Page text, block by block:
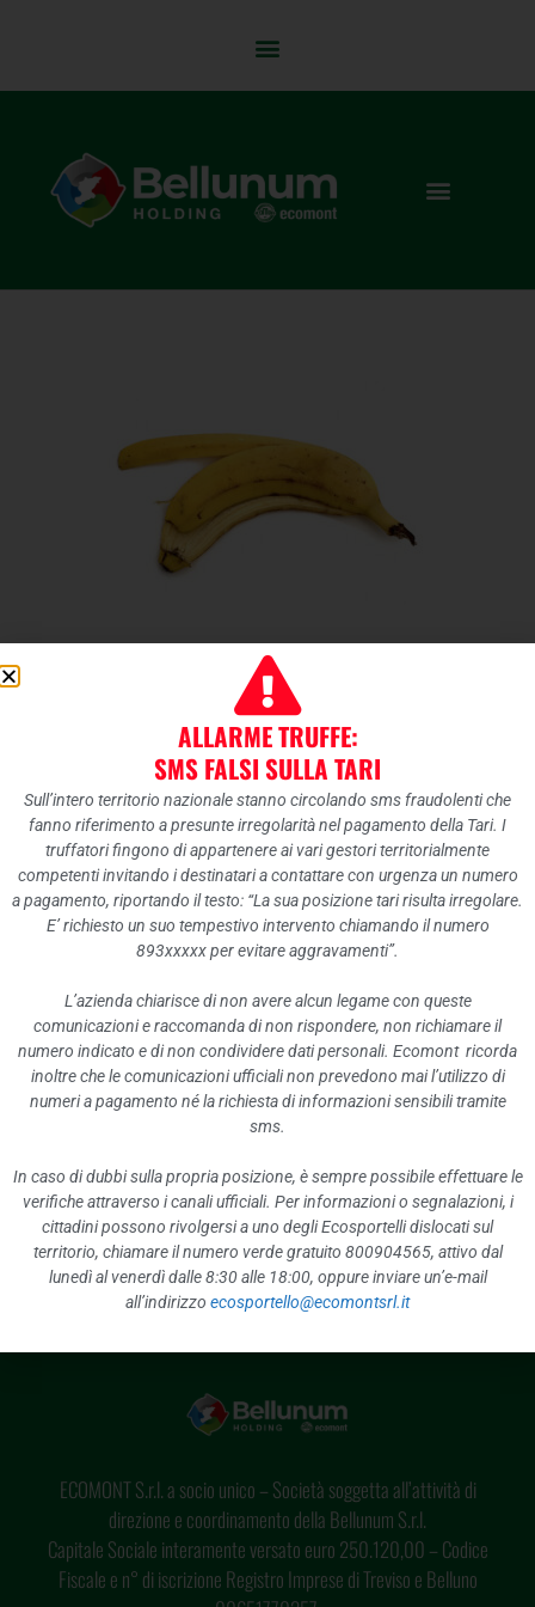
Umido porta a porta:
raddoppia la raccolta nella
stagione estiva
Dal 22 giugno al 29 agosto 2020la raccolta
porta a porta dell’umido per i comuni
interessati verrà effettuata 2 volte alla
Si invita a prendere visione del relativo
calendario dei rifiuti.
PRECEDENTE
MARTEDI’ 2 GIUGNO 2020 ECOCENTRI CHIUSI
SUCCESSIVO
SABATO 15 AGOSTO ECOCENTRI CHIUSI
ECOMONT S.r.l. a socio unico – Società soggetta all’attività di
direzione e coordinamento della Bellunum S.r.l.
Capitale Sociale interamente versato euro 250.120,00 – Codice
Fiscale e n° di iscrizione Registro Imprese di Treviso e Belluno
ALLARME TRUFFE:
SMS FALSI SULLA TARI
Sull’intero territorio nazionale stanno circolando sms fraudolenti che
fanno riferimento a presunte irregolarità nel pagamento della Tari. I
truffatori fingono di appartenere ai vari gestori territorialmente
competenti invitando i destinatari a contattare con urgenza un numero
a pagamento, riportando il testo: “La sua posizione tari risulta irregolare.
E’ richiesto un suo tempestivo intervento chiamando il numero
893xxxxx per evitare aggravamenti”.
L’azienda chiarisce di non avere alcun legame con queste
comunicazioni e raccomanda di non rispondere, non richiamare il
numero indicato e di non condividere dati personali. Ecomont ricorda
inoltre che le comunicazioni ufficiali non prevedono mai l’utilizzo di
numeri a pagamento né la richiesta di informazioni sensibili tramite
sms.
In caso di dubbi sulla propria posizione, è sempre possibile effettuare le
verifiche attraverso i canali ufficiali. Per informazioni o segnalazioni, i
cittadini possono rivolgersi a uno degli Ecosportelli dislocati sul
territorio, chiamare il numero verde gratuito 800904565, attivo dal
lunedì al venerdì dalle 8:30 alle 18:00, oppure inviare un’e-mail
all’indirizzo ecosportello@ecomontsrl.it